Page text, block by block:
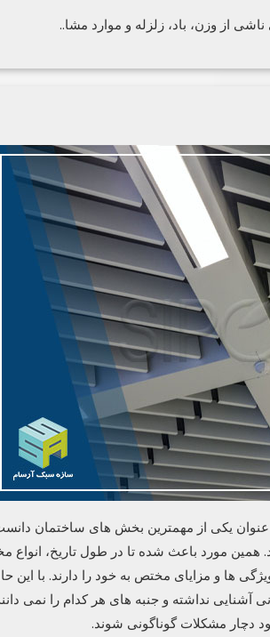
از وزن، باد، زلزله و موارد مشا..
یکی از مهمترین بخش های ساختمان
همین مورد باعث شده تا در طول تاریخ،
ها و مزایای مختص به خود را دارند. با این
آشنایی نداشته و جنبه های هر کدام را نمی
مشکلات گوناگونی شوند.